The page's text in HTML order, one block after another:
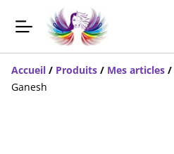
Accueil / Produits / Mes articles /
Ganesh